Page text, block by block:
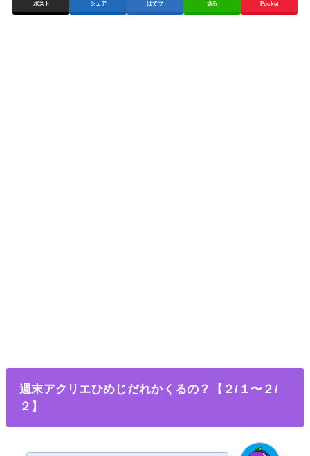
ポスト シェア はてブ 送る Pocket
週末アクリエひめじだれかくるの？【２/１〜２/
２】